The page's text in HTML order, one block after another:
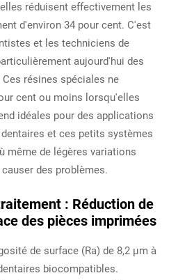
réduisent effectivement les
d'environ 34 pour cent. C'est
et les techniciens de
aujourd'hui des
résines spéciales ne
cent ou moins lorsqu'elles
idéales pour des applications
et ces petits systèmes
même de légères variations
des problèmes.
: Réduction de
des pièces imprimées
de surface (Ra) de 8,2 μm à
biocompatibles.